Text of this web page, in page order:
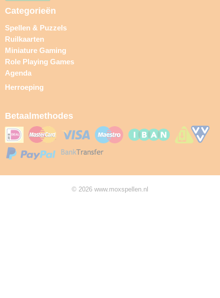
Categorieën
Spellen & Puzzels
Ruilkaarten
Miniature Gaming
Role Playing Games
Agenda
Herroeping
Betaalmethodes
© 2026 www.moxspellen.nl